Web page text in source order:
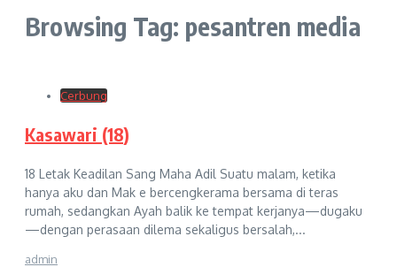
Browsing Tag: pesantren media
Cerbung
Kasawari (18)
18 Letak Keadilan Sang Maha Adil Suatu malam, ketika
hanya aku dan Mak e bercengkerama bersama di teras
rumah, sedangkan Ayah balik ke tempat kerjanya—dugaku
—dengan perasaan dilema sekaligus bersalah,...
admin